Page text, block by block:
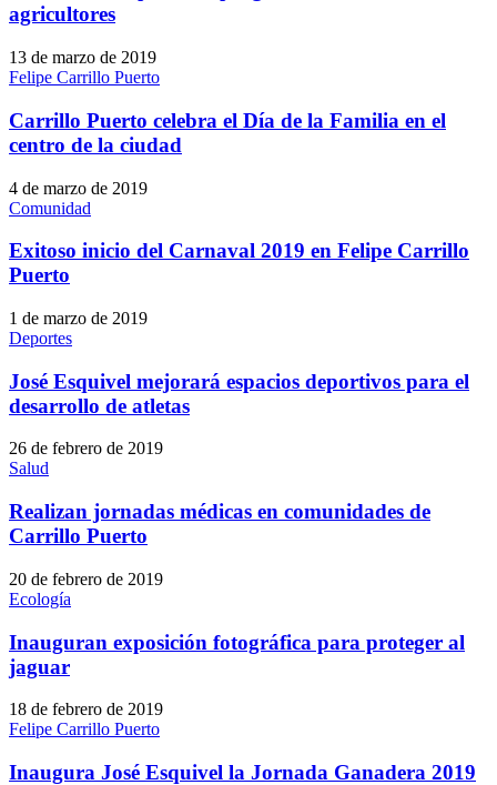
agricultores
13 de marzo de 2019
Felipe Carrillo Puerto
Carrillo Puerto celebra el Día de la Familia en el
centro de la ciudad
4 de marzo de 2019
Comunidad
Exitoso inicio del Carnaval 2019 en Felipe Carrillo
Puerto
1 de marzo de 2019
Deportes
José Esquivel mejorará espacios deportivos para el
desarrollo de atletas
26 de febrero de 2019
Salud
Realizan jornadas médicas en comunidades de
Carrillo Puerto
20 de febrero de 2019
Ecología
Inauguran exposición fotográfica para proteger al
jaguar
18 de febrero de 2019
Felipe Carrillo Puerto
Inaugura José Esquivel la Jornada Ganadera 2019